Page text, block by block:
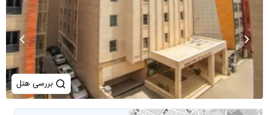
بررسی هتل